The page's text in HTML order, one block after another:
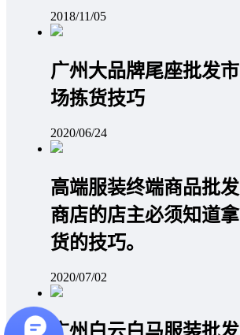
2018/11/05
广州大品牌尾座批发市
场拣货技巧
2020/06/24
高端服装终端商品批发
商店的店主必须知道拿
货的技巧。
2020/07/02